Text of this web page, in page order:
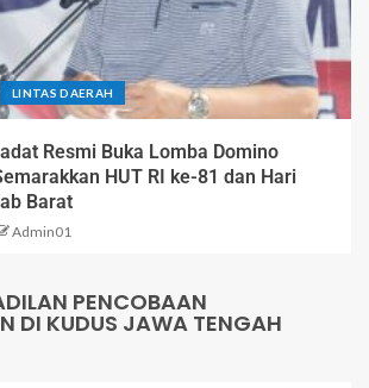
LINTAS DAERAH
Resmi Buka Lomba Domino
HUT RI ke-81 dan Hari
Barat
Admin01
PENCOBAAN
DI KUDUS JAWA TENGAH